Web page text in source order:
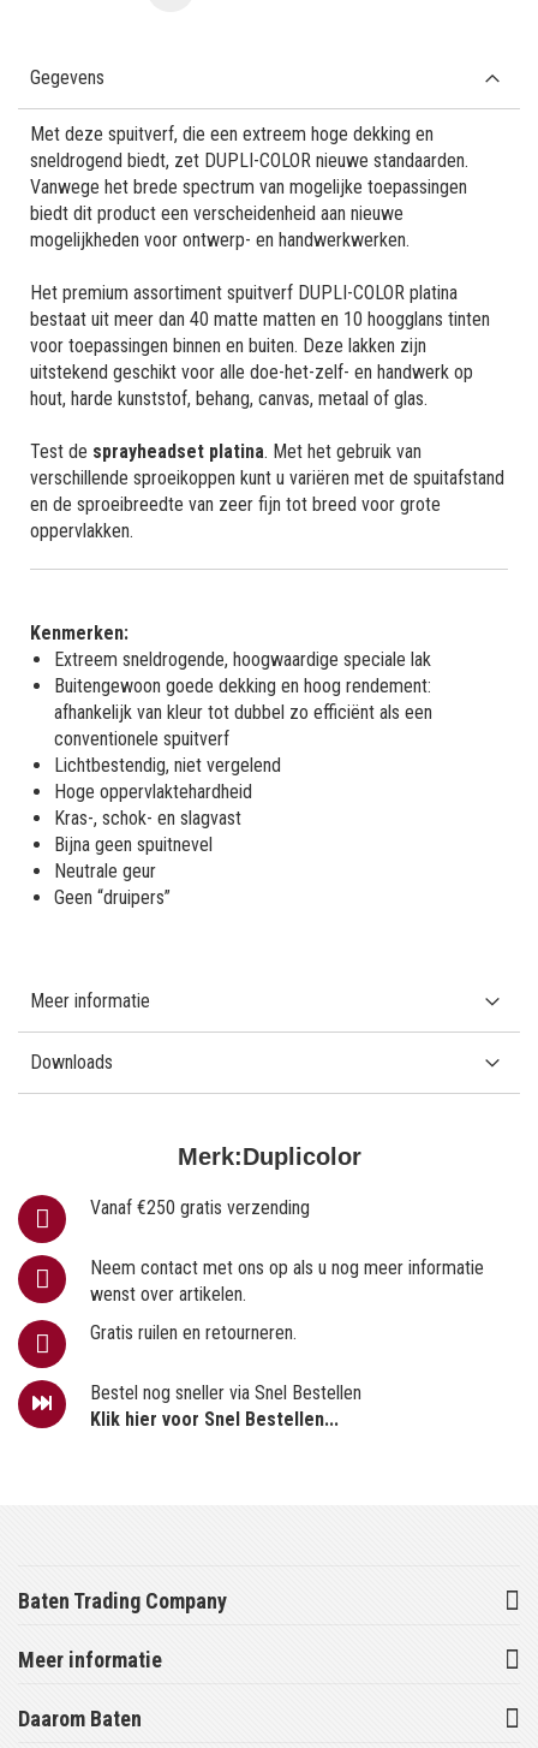
Merk:Duplicolor
Vanaf €250 gratis verzending
Neem contact met ons op als u nog meer informatie
wenst over artikelen.
Gratis ruilen en retourneren.
Bestel nog sneller via Snel Bestellen
Klik hier voor Snel Bestellen...
Gegevens
Met deze spuitverf, die een extreem hoge dekking en
sneldrogend biedt, zet DUPLI-COLOR nieuwe standaarden.
Vanwege het brede spectrum van mogelijke toepassingen
biedt dit product een verscheidenheid aan nieuwe
mogelijkheden voor ontwerp- en handwerkwerken.
Het premium assortiment spuitverf DUPLI-COLOR platina
bestaat uit meer dan 40 matte matten en 10 hoogglans tinten
voor toepassingen binnen en buiten. Deze lakken zijn
uitstekend geschikt voor alle doe-het-zelf- en handwerk op
hout, harde kunststof, behang, canvas, metaal of glas.
Test de sprayheadset platina. Met het gebruik van
verschillende sproeikoppen kunt u variëren met de spuitafstand
en de sproeibreedte van zeer fijn tot breed voor grote
oppervlakken.
Kenmerken:
Extreem sneldrogende, hoogwaardige speciale lak
Buitengewoon goede dekking en hoog rendement:
afhankelijk van kleur tot dubbel zo efficiënt als een
conventionele spuitverf
Lichtbestendig, niet vergelend
Hoge oppervlaktehardheid
Kras-, schok- en slagvast
Bijna geen spuitnevel
Neutrale geur
Geen “druipers”
Meer informatie
Downloads
Baten Trading Company
Meer informatie
Daarom Baten